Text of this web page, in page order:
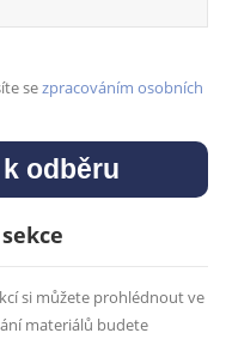
sezpracováním osobních
si můžete prohlédnout ve
materiálů budete